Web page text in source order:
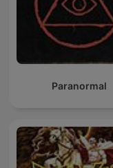
Paranormal